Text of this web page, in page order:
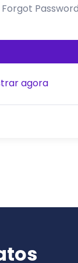
Forgot
agora